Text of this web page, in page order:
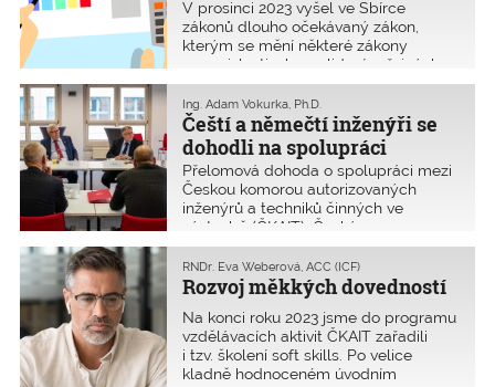
V prosinci 2023 vyšel ve Sbírce
zákonů dlouho očekávaný zákon,
kterým se mění některé zákony
v souvislosti s konsolidací veřejných
rozpočtů. Tento zákon novelizuje více
než šedesát různých zákonů. Účinnost
většiny ustanovení byla hned 1. ledna
2024, takže pro letošní rok je nutné
počítat s některými výraznými
změnami v oblasti daní a účetnictví.
Čeští a němečtí inženýři se
dohodli na spolupráci
Ing. Adam Vokurka, Ph.D.
Přelomová dohoda o spolupráci mezi
Českou komorou autorizovaných
inženýrů a techniků činných ve
výstavbě (ČKAIT), Českým svazem
stavebních inženýrů (ČSSI)
a Braniborskou komorou inženýrů
(BBIK) byla 2. února podepsána
v Postupimi. Nové partnerství otevírá
širokou škálu společných aktivit nejen
v oblasti zvyšování odborných
znalostí, vzdělávání a vědy, ale rovněž
i při koordinaci v oblasti evropské
Rozvoj měkkých dovedností
RNDr. Eva Weberová, ACC (ICF)
Na konci roku 2023 jsme do programu
vzdělávacích aktivit ČKAIT zařadili
i tzv. školení soft skills. Po velice
kladně hodnoceném úvodním